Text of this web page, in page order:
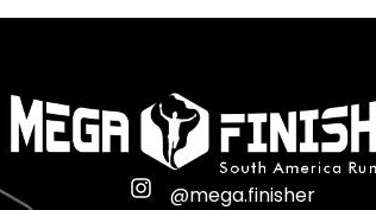
@mega.finisher